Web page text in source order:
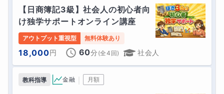
【日商簿記3級】社会人の初心者向
け独学サポートオンライン講座
アウトプット重視型 無料体験あり
18,000円 60分 (全4 回) 社会人
教科指導 金融 月額